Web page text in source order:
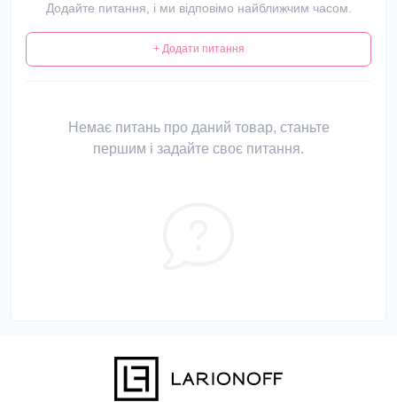
Додайте питання, і ми відповімо найближчим часом.
+ Додати питання
Немає питань про даний товар, станьте
першим і задайте своє питання.